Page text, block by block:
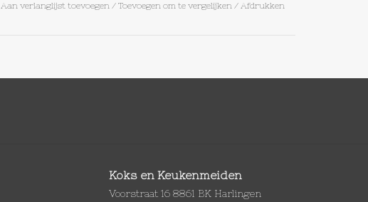
Aan verlanglijst toevoegen/ Toevoegen om te vergelijken / Afdrukken
Koks en Keukenmeiden
Voorstraat 16 8861 BK Harlingen